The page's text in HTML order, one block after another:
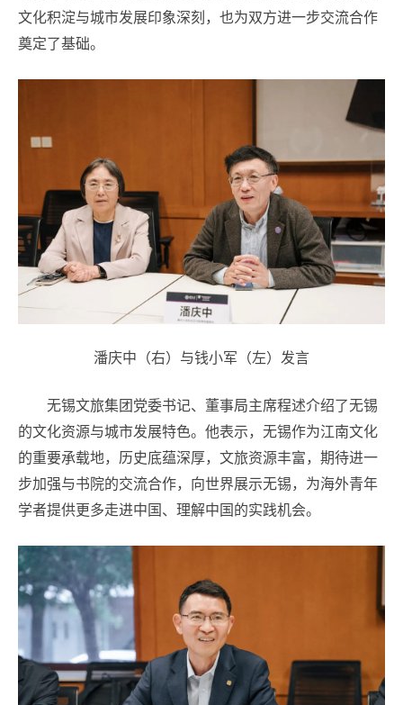
文化积淀与城市发展印象深刻，也为双方进一步交流合作
奠定了基础。
潘庆中（右）与钱小军（左）发言
无锡文旅集团党委书记、董事局主席程述介绍了无锡
的文化资源与城市发展特色。他表示，无锡作为江南文化
的重要承载地，历史底蕴深厚，文旅资源丰富，期待进一
步加强与书院的交流合作，向世界展示无锡，为海外青年
学者提供更多走进中国、理解中国的实践机会。